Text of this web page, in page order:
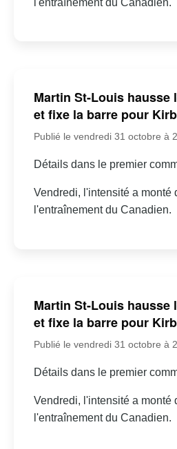
Martin St-Louis hausse
et fixe la barre pour
Publié le vendredi 31 octobre à
Détails dans le premier
Vendredi, l'intensité a monté
l'entraînement du Canadien.
Martin St-Louis hausse
et fixe la barre pour
Publié le vendredi 31 octobre à
Détails dans le premier
Vendredi, l'intensité a monté
l'entraînement du Canadien.